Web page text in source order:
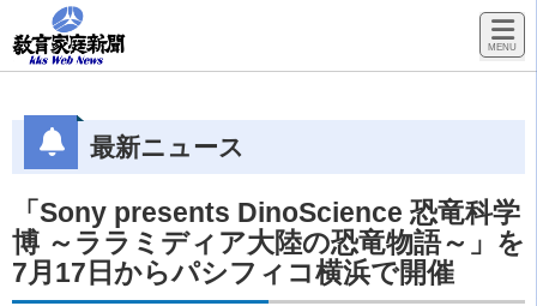
最新ニュース
「Sony presents DinoScience 恐竜科学
博 ～ララミディア大陸の恐竜物語～」を
7月17日からパシフィコ横浜で開催